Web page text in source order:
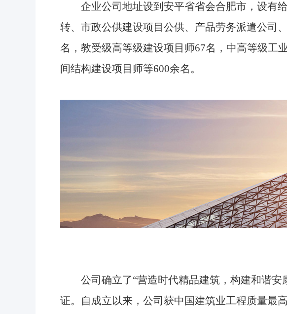
企业公司地址设到安平省省会合肥市，设有给
转、市政公供建设项目公供、产品劳务派遣公司
名，教受级高等级建设项目师67名，中高等级工
间结构建设项目师等600余名。
公司确立了“营造时代精品建筑，构建和谐安
证。自成立以来，公司获中国建筑业工程质量